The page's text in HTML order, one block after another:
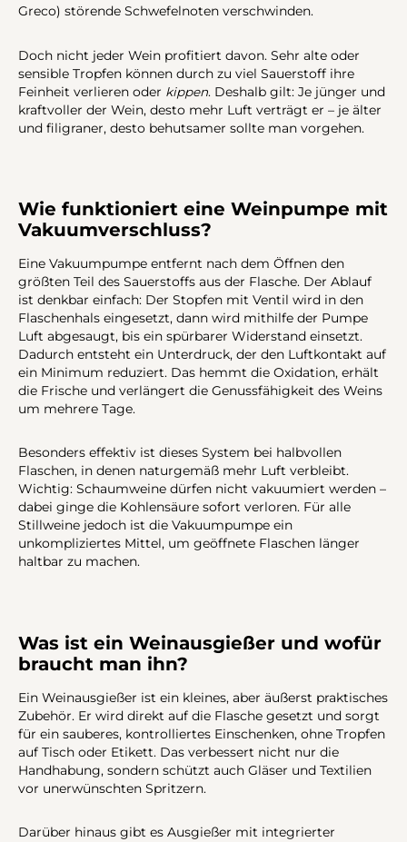
Greco) störende Schwefelnoten verschwinden.
Doch nicht jeder Wein profitiert davon. Sehr alte oder
sensible Tropfen können durch zu viel Sauerstoff ihre
Feinheit verlieren oder kippen. Deshalb gilt: Je jünger und
kraftvoller der Wein, desto mehr Luft verträgt er – je älter
und filigraner, desto behutsamer sollte man vorgehen.
Wie funktioniert eine Weinpumpe mit
Vakuumverschluss?
Eine Vakuumpumpe entfernt nach dem Öffnen den
größten Teil des Sauerstoffs aus der Flasche. Der Ablauf
ist denkbar einfach: Der Stopfen mit Ventil wird in den
Flaschenhals eingesetzt, dann wird mithilfe der Pumpe
Luft abgesaugt, bis ein spürbarer Widerstand einsetzt.
Dadurch entsteht ein Unterdruck, der den Luftkontakt auf
ein Minimum reduziert. Das hemmt die Oxidation, erhält
die Frische und verlängert die Genussfähigkeit des Weins
um mehrere Tage.
Besonders effektiv ist dieses System bei halbvollen
Flaschen, in denen naturgemäß mehr Luft verbleibt.
Wichtig: Schaumweine dürfen nicht vakuumiert werden –
dabei ginge die Kohlensäure sofort verloren. Für alle
Stillweine jedoch ist die Vakuumpumpe ein
unkompliziertes Mittel, um geöffnete Flaschen länger
haltbar zu machen.
Was ist ein Weinausgießer und wofür
braucht man ihn?
Ein Weinausgießer ist ein kleines, aber äußerst praktisches
Zubehör. Er wird direkt auf die Flasche gesetzt und sorgt
für ein sauberes, kontrolliertes Einschenken, ohne Tropfen
auf Tisch oder Etikett. Das verbessert nicht nur die
Handhabung, sondern schützt auch Gläser und Textilien
vor unerwünschten Spritzern.
Darüber hinaus gibt es Ausgießer mit integrierter